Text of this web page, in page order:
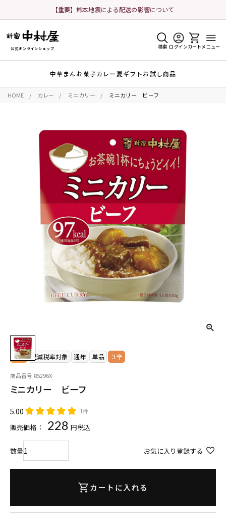
【重要】熊本地震による配送の影響について
公式オンラインショップ 検索 ログインカート メニュー
中華まんお菓子カレー夏ギフトお試し商品
HOME カレー ミニカリー ミニカリー ビーフ
常温 軽減税率対象 通年 単品 ３辛
商品番号 85296X
ミニカリー ビーフ
5.00 1件
販売価格： 228 税込
お気に入り登録する
カートに入れる